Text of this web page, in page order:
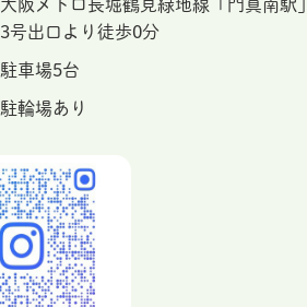
大阪メトロ長堀鶴見緑地線「門真南駅」
3号出口より徒歩0分
駐車場5台
駐輪場あり